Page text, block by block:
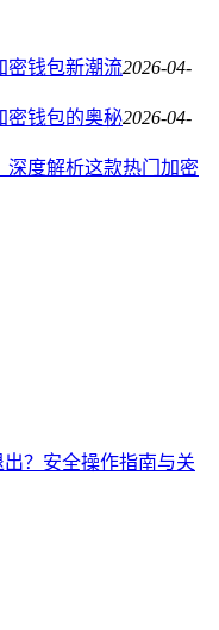
密钱包新潮流2026-04-
密钱包的奥秘2026-04-
深度解析这款热门加密
出？安全操作指南与关